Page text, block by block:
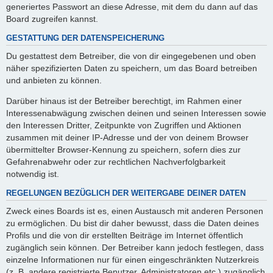
generiertes Passwort an diese Adresse, mit dem du dann auf das
Board zugreifen kannst.
GESTATTUNG DER DATENSPEICHERUNG
Du gestattest dem Betreiber, die von dir eingegebenen und oben
näher spezifizierten Daten zu speichern, um das Board betreiben
und anbieten zu können.
Darüber hinaus ist der Betreiber berechtigt, im Rahmen einer
Interessenabwägung zwischen deinen und seinen Interessen sowie
den Interessen Dritter, Zeitpunkte von Zugriffen und Aktionen
zusammen mit deiner IP-Adresse und der von deinem Browser
übermittelter Browser-Kennung zu speichern, sofern dies zur
Gefahrenabwehr oder zur rechtlichen Nachverfolgbarkeit
notwendig ist.
REGELUNGEN BEZÜGLICH DER WEITERGABE DEINER DATEN
Zweck eines Boards ist es, einen Austausch mit anderen Personen
zu ermöglichen. Du bist dir daher bewusst, dass die Daten deines
Profils und die von dir erstellten Beiträge im Internet öffentlich
zugänglich sein können. Der Betreiber kann jedoch festlegen, dass
einzelne Informationen nur für einen eingeschränkten Nutzerkreis